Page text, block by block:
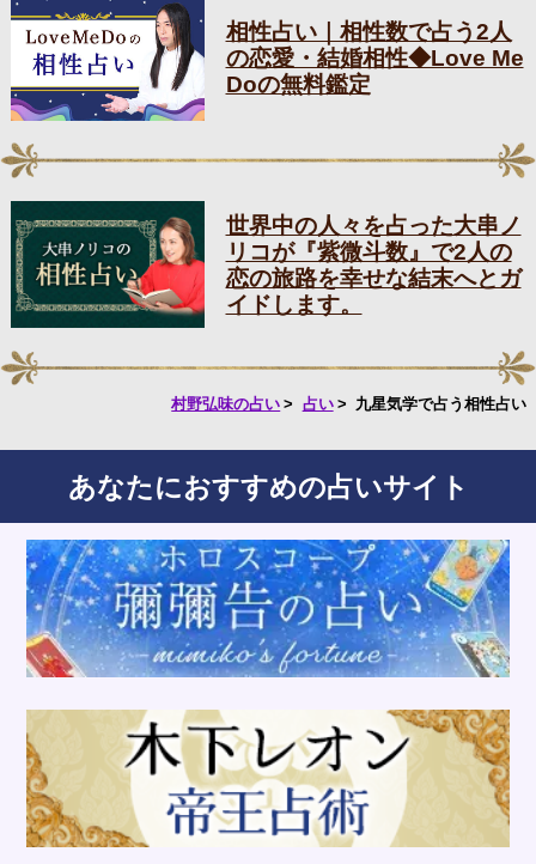
相性占い｜相性数で占う2人
の恋愛・結婚相性◆Love Me
Doの無料鑑定
世界中の人々を占った大串ノ
リコが『紫微斗数』で2人の
恋の旅路を幸せな結末へとガ
イドします。
村野弘味の占い 占い 九星気学で占う相性占い
あなたにおすすめの占いサイト